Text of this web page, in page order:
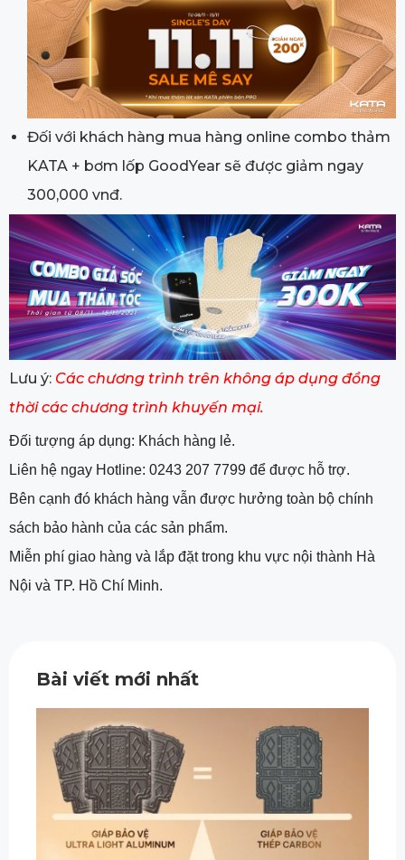
Đối với khách hàng mua hàng online combo thảm
KATA + bơm lốp GoodYear sẽ được giảm ngay
300,000 vnđ.
Lưu ý: Các chương trình trên không áp dụng đồng
thời các chương trình khuyến mại.
Đối tượng áp dụng: Khách hàng lẻ.
Liên hệ ngay Hotline: 0243 207 7799 để được hỗ trợ.
Bên cạnh đó khách hàng vẫn được hưởng toàn bộ chính
sách bảo hành của các sản phẩm.
Miễn phí giao hàng và lắp đặt trong khu vực nội thành Hà
Nội và TP. Hồ Chí Minh.
Bài viết mới nhất